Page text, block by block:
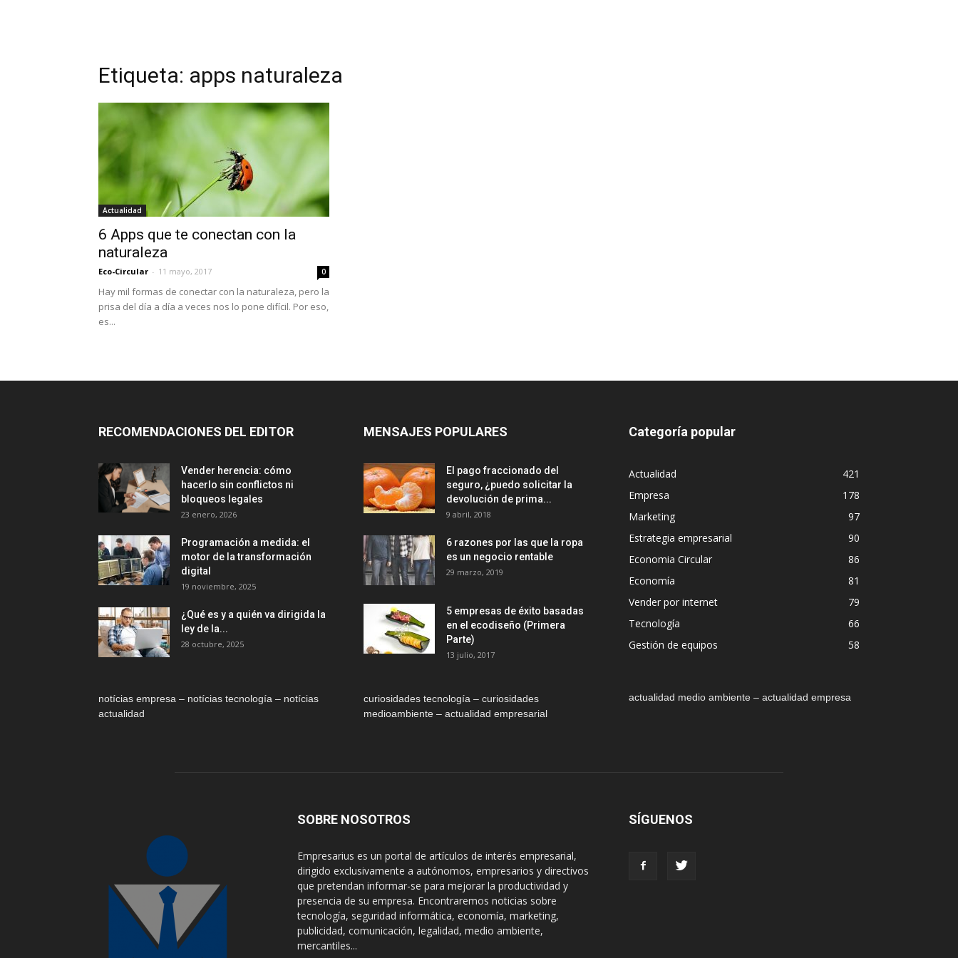
Etiqueta: apps naturaleza
Actualidad
6 Apps que te conectan con la
naturaleza
Eco-Circular - 11 mayo, 2017 0
Hay mil formas de conectar con la naturaleza, pero la
prisa del día a día a veces nos lo pone difícil. Por eso,
es...
RECOMENDACIONES DEL EDITOR
Vender herencia: cómo
hacerlo sin conflictos ni
bloqueos legales
23 enero, 2026
Programación a medida: el
motor de la transformación
digital
19 noviembre, 2025
¿Qué es y a quién va dirigida la
ley de la...
28 octubre, 2025
notícias empresa – notícias tecnología – notícias
actualidad
MENSAJES POPULARES
El pago fraccionado del
seguro, ¿puedo solicitar la
devolución de prima...
9 abril, 2018
6 razones por las que la ropa
es un negocio rentable
29 marzo, 2019
5 empresas de éxito basadas
en el ecodiseño (Primera
Parte)
13 julio, 2017
curiosidades tecnología – curiosidades
medioambiente – actualidad empresarial
Categoría popular
Actualidad
421
Empresa
178
Marketing
97
Estrategia empresarial
90
Economia Circular
86
Economía
81
Vender por internet
79
Tecnología
66
Gestión de equipos
58
actualidad medio ambiente – actualidad empresa
SOBRE NOSOTROS
Empresarius es un portal de artículos de interés empresarial,
dirigido exclusivamente a autónomos, empresarios y directivos
que pretendan informar-se para mejorar la productividad y
presencia de su empresa. Encontraremos noticias sobre
tecnología, seguridad informática, economía, marketing,
publicidad, comunicación, legalidad, medio ambiente,
mercantiles...
SÍGUENOS